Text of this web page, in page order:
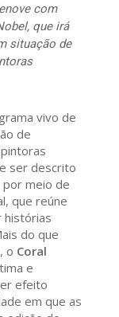
com
que irá
situação de
vivo de
de
ser descrito
meio de
que reúne
histórias
do que
o Coral
e
efeito
em que as